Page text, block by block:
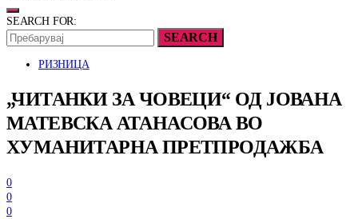
SEARCH FOR:
SEARCH
РИЗНИЦА
„ЧИТАНКИ ЗА ЧОВЕЦИ“ ОД ЈОВАНА
МАТЕВСКА АТАНАСОВА ВО
ХУМАНИТАРНА ПРЕТПРОДАЖБА
0
0
0